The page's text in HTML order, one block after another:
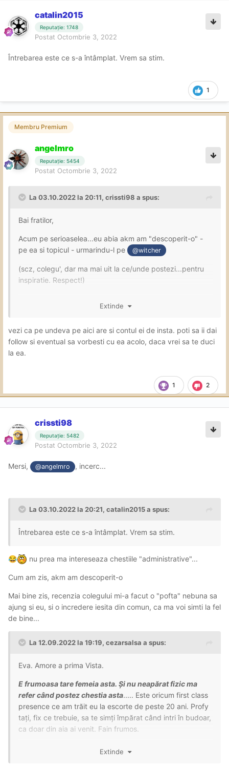
catalin2015
Reputație: 1748
Postat Octombrie 3, 2022
Întrebarea este ce s-a întâmplat. Vrem sa stim.
1
Membru Premium
angelmro
Reputație: 5454
Postat Octombrie 3, 2022
La 03.10.2022 la 20:11, crissti98 a spus:
Bai fratilor,
Acum pe serioaselea...eu abia akm am "descoperit-o" -
pe ea si topicul - urmarindu-l pe
@witcher
(scz, colegu', dar ma mai uit la ce/unde postezi...pentru
inspiratie. Respect!)
topicul, daca e banat "titularul"? Am vreo sansa sa mai
Nu intreb la 'shto...chiar cer un sfat de la cei mai
deshtepti ca mine, in ceea ce se intampla pe-aici
Extinde
vezi ca pe undeva pe aici are si contul ei de insta. poti sa ii dai
follow si eventual sa vorbesti cu ea acolo, daca vrei sa te duci
la ea.
1 2
crissti98
Reputație: 5482
Postat Octombrie 3, 2022
Mersi, @angelmro , incerc...
La 03.10.2022 la 20:21, catalin2015a spus:
Întrebarea este ce s-a întâmplat. Vrem sa stim.
😂 nu prea ma intereseaza chestiile "administrative"...
Cum am zis, akm am descoperit-o
Mai bine zis, recenzia colegului mi-a facut o "pofta" nebuna sa
ajung si eu, si o incredere iesita din comun, ca ma voi simti la fel
de bine...
La 12.09.2022 la 19:19, cezarsalsa a spus:
Eva. Amore a prima Vista.
E frumoasa tare femeia asta. Și nu neapărat fizic ma
refer când postez chestia asta..... Este oricum first class
presence ce am trăit eu la escorte de peste 20 ani. Profy
tați, fix ce trebuie, sa te simți împărat când intri în budoar,
ca doar din aia ai venit. Fain frumos.
Extinde